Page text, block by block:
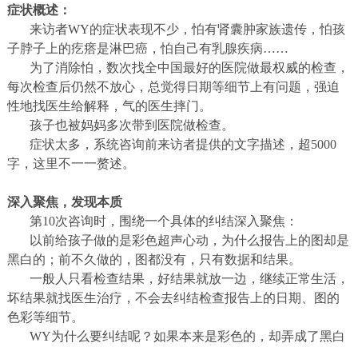
症状概述：
来访者WY的症状表现不少，怕有肾囊肿家族遗传，怕孩
子脖子上的疙瘩是淋巴癌，怕自己有乳腺疾病……
为了消除怕，数次找全中国最好的医院做最权威的检查，
每次检查后仍然不放心，总觉得日期等细节上有问题，强迫
性地找医生给解释，气的医生摔门。
孩子也被妈妈多次带到医院做检查。
症状太多，系统咨询前来访者提供的文字描述，超5000
字，这里不一一赘述。
深入聚焦，发现本质
第10次咨询时，围绕一个具体的纠结深入聚焦：
以前给孩子做的是彩色超声心动，为什么报告上的图却是
黑白的；前不久做的，图都没有，只有数据和结果。
一般人只看检查结果，好结果就放一边，继续正常生活，
坏结果就找医生治疗，不会去纠结检查报告上的日期、图的
色彩等细节。
WY为什么要纠结呢？如果本来是彩色的，却弄成了黑白